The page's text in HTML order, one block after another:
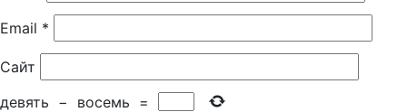
Email *
Сайт
девять − восемь =